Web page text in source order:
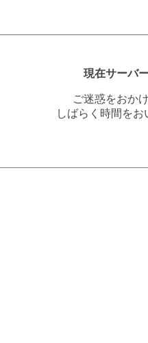
現在サーバ
ご迷惑をおか
しばらく時間を